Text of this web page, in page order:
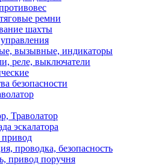
ремни
шахты
вызывные, индикаторы
реле, выключатели
безопасности
Траволатор
эскалатора
проводка, безопасность
привод поручня